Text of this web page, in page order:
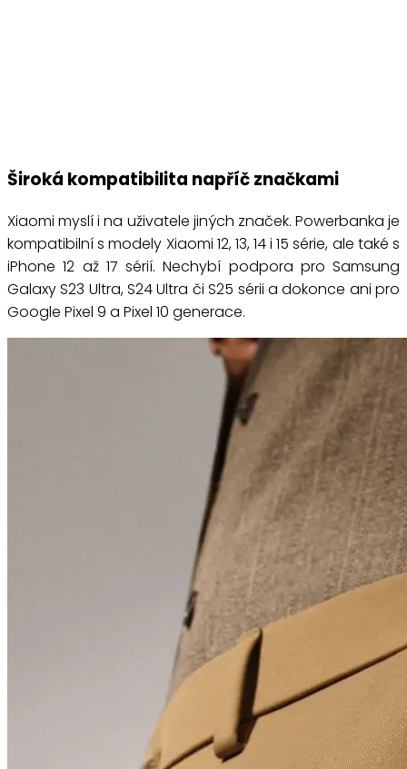
Široká kompatibilita napříč značkami
Xiaomi myslí i na uživatele jiných značek. Powerbanka je
kompatibilní s modely Xiaomi 12, 13, 14 i 15 série, ale také s
iPhone 12 až 17 sérií. Nechybí podpora pro Samsung
Galaxy S23 Ultra, S24 Ultra či S25 sérii a dokonce ani pro
Google Pixel 9 a Pixel 10 generace.